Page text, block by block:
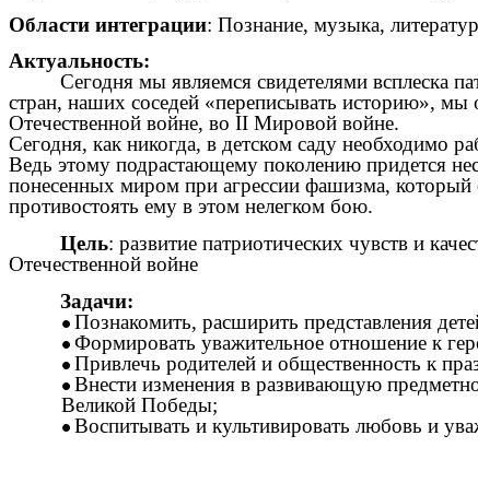
Области интеграции: Познание, музыка,
Актуальность:
Сегодня мы являемся свидетелями всплеска
стран, наших соседей «переписывать историю», мы
Отечественной войне, во II Мировой войне.
Сегодня, как никогда, в детском саду необходимо
Ведь этому подрастающему поколению придется
понесенных миром при агрессии фашизма,
противостоять ему в этом нелегком бою.
Цель: развитие патриотических чувств и
Отечественной войне
Задачи:
Познакомить, расширить представления
Формировать уважительное отношение к
Привлечь родителей и общественность к
Внести изменения в развивающую
Великой Победы;
Воспитывать и культивировать любовь и